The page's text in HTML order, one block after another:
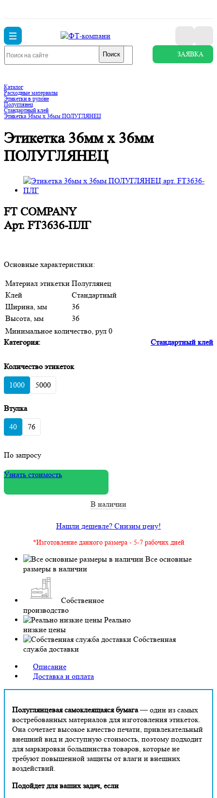
Поиск ЗАЯВКА
Каталог
Расходные материалы
Этикетки в рулоне
Полуглянец
Стандартный клей
Этикетка 36мм х 36мм ПОЛУГЛЯНЕЦ
Этикетка 36мм х 36мм
ПОЛУГЛЯНЕЦ
FT COMPANY
Арт. FT3636-ПЛГ
Основные характеристики:
Материал этикетки Полуглянец
Клей
Стандартный
Ширина, мм
36
Высота, мм
36
Минимальное количество, рул 0
Категория:
Стандартный клей
Количество этикеток
1000
5000
Втулка
40
76
По запросу
Узнать стоимость
В наличии
Нашли дешевле? Снизим цену!
*Изготовление данного размера - 5-7 рабочих дней
Все основные
размеры в наличии
Собственное
производство
Реально
низкие цены
Собственная
служба доставки
Описание
Доставка и оплата
Полуглянцевая самоклеящаяся бумага— один из самых
востребованных материалов для изготовления этикеток.
Она сочетает высокое качество печати, привлекательный
внешний вид и доступную стоимость, поэтому подходит
для маркировки большинства товаров, которые не
требуют повышенной защиты от влаги и внешних
воздействий.
Подойдет для ваших задач, если